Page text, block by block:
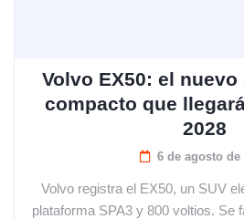
Volvo EX50: el
compacto que
2028
6 de agosto de
Volvo registra el EX50, un SUV
plataforma SPA3 y 800 voltios. Se